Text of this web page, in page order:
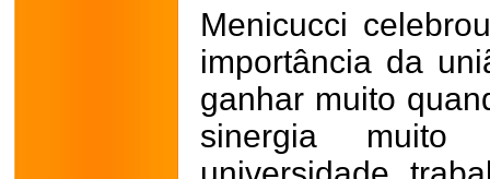
Menicucci
importância da
ganhar muito
sinergia muito